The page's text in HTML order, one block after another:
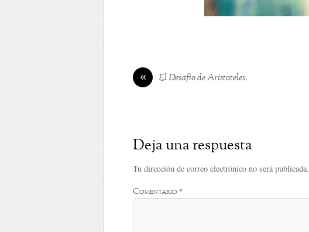
« El Desafío de Aristoteles.
Deja una respuesta
Tu dirección de correo electrónico no será publicada.
Comentario *